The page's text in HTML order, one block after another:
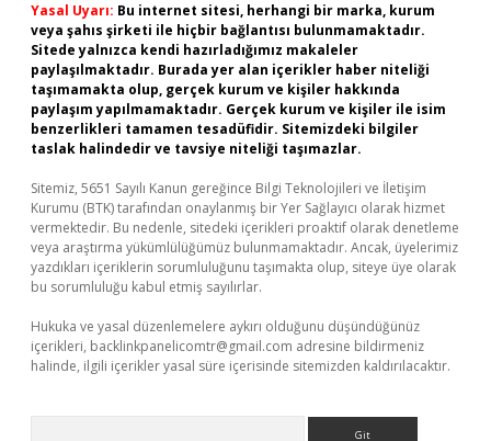
Yasal Uyarı: Bu internet sitesi, herhangi bir marka, kurum
veya şahıs şirketi ile hiçbir bağlantısı bulunmamaktadır.
Sitede yalnızca kendi hazırladığımız makaleler
paylaşılmaktadır. Burada yer alan içerikler haber niteliği
taşımamakta olup, gerçek kurum ve kişiler hakkında
paylaşım yapılmamaktadır. Gerçek kurum ve kişiler ile isim
benzerlikleri tamamen tesadüfidir. Sitemizdeki bilgiler
taslak halindedir ve tavsiye niteliği taşımazlar.
Sitemiz, 5651 Sayılı Kanun gereğince Bilgi Teknolojileri ve İletişim
Kurumu (BTK) tarafından onaylanmış bir Yer Sağlayıcı olarak hizmet
vermektedir. Bu nedenle, sitedeki içerikleri proaktif olarak denetleme
veya araştırma yükümlülüğümüz bulunmamaktadır. Ancak, üyelerimiz
yazdıkları içeriklerin sorumluluğunu taşımakta olup, siteye üye olarak
bu sorumluluğu kabul etmiş sayılırlar.
Hukuka ve yasal düzenlemelere aykırı olduğunu düşündüğünüz
içerikleri, backlinkpanelicomtr@gmail.com adresine bildirmeniz
halinde, ilgili içerikler yasal süre içerisinde sitemizden kaldırılacaktır.